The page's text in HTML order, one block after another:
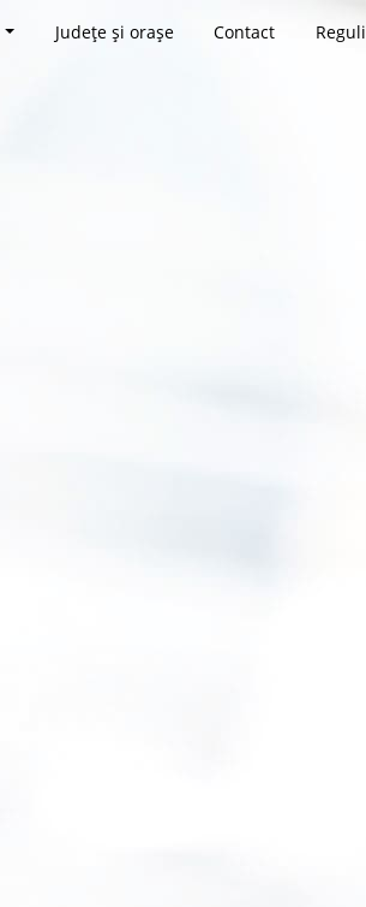
Județe și orașe Contact Reguli